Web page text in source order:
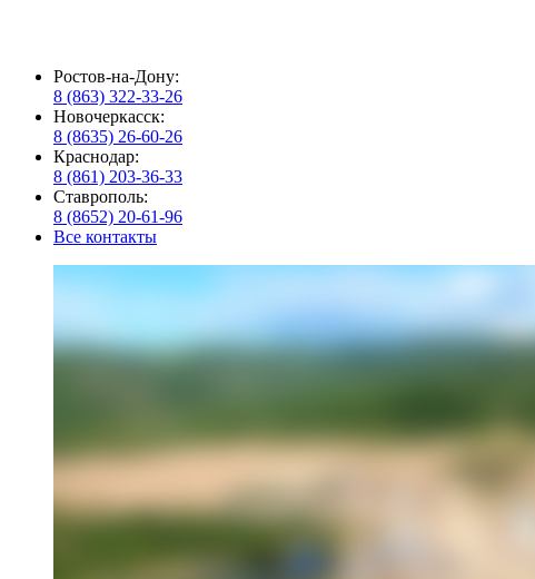
Ростов-на-Дону:
8 (863) 322-33-26
Новочеркасск:
8 (8635) 26-60-26
Краснодар:
8 (861) 203-36-33
Ставрополь:
8 (8652) 20-61-96
Все контакты